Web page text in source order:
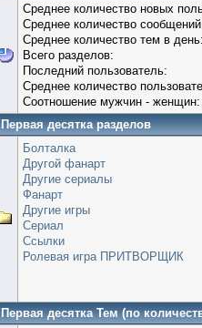
Среднее количество новых
Среднее количество
Среднее количество тем в
Всего разделов:
Последний пользователь:
Среднее количество
Соотношение мужчин - женщин:
Первая десятка разделов
Болталка
Другой фанарт
Другие сериалы
Фанарт
Другие игры
Сериал
Ссылки
Ролевая игра ПРИТВОРЩИК
Первая десятка Тем (по